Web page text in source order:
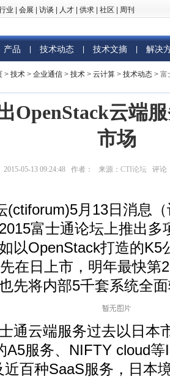
业 会展 访谈 人才 供求 社区 周刊
产品 技术动态 技术文摘 解决
> 技术 > 企业通信 > 技术 > 云计算 > 技术动态 > 富
OpenStack云端
市场
2015-05-13 09:24:48 作者： 来源： CTI论坛 评论
月13日消息（
富士通论坛上推出多
以OpenStack打造的K5
在日上市，明年最快第
先将内部5千套系统全
云端服务过去以日本
A5服务、NIFTY cloud
近百种SaaS服务，日本